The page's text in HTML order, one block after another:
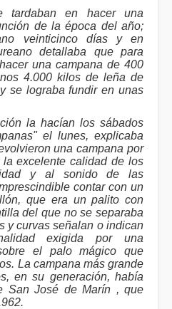
tardaban en hacer una
de la época del año;
veinticinco días y en
detallaba que para
una campana de 400
4.000 kilos de leña de
se lograba fundir en unas
la hacían los sábados
el lunes, explicaba
una campana por
excelente calidad de los
y al sonido de las
contar con un
que era un palito con
del que no se separaba
y curvas señalan o indican
exigida por una
el palo mágico que
La campana más grande
en su generación, había
San José de Marín , que